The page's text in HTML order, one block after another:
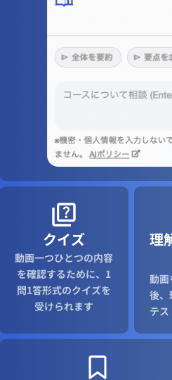
クイズ
動画一つひとつの内容
を確認するために、1
問1答形式のクイズを
受けられます
理
動画
後、
テ